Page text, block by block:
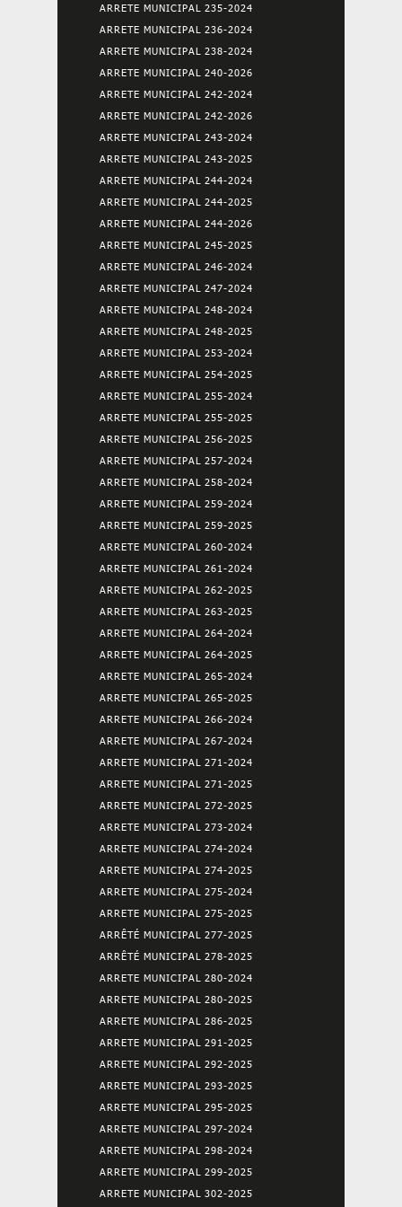
ARRETE MUNICIPAL 235-2024
ARRETE MUNICIPAL 236-2024
ARRETE MUNICIPAL 238-2024
ARRETE MUNICIPAL 240-2026
ARRETE MUNICIPAL 242-2024
ARRETE MUNICIPAL 242-2026
ARRETE MUNICIPAL 243-2024
ARRETE MUNICIPAL 243-2025
ARRETE MUNICIPAL 244-2024
ARRETE MUNICIPAL 244-2025
ARRETE MUNICIPAL 244-2026
ARRETE MUNICIPAL 245-2025
ARRETE MUNICIPAL 246-2024
ARRETE MUNICIPAL 247-2024
ARRETE MUNICIPAL 248-2024
ARRETE MUNICIPAL 248-2025
ARRETE MUNICIPAL 253-2024
ARRETE MUNICIPAL 254-2025
ARRETE MUNICIPAL 255-2024
ARRETE MUNICIPAL 255-2025
ARRETE MUNICIPAL 256-2025
ARRETE MUNICIPAL 257-2024
ARRETE MUNICIPAL 258-2024
ARRETE MUNICIPAL 259-2024
ARRETE MUNICIPAL 259-2025
ARRETE MUNICIPAL 260-2024
ARRETE MUNICIPAL 261-2024
ARRETE MUNICIPAL 262-2025
ARRETE MUNICIPAL 263-2025
ARRETE MUNICIPAL 264-2024
ARRETE MUNICIPAL 264-2025
ARRETE MUNICIPAL 265-2024
ARRETE MUNICIPAL 265-2025
ARRETE MUNICIPAL 266-2024
ARRETE MUNICIPAL 267-2024
ARRETE MUNICIPAL 271-2024
ARRETE MUNICIPAL 271-2025
ARRETE MUNICIPAL 272-2025
ARRETE MUNICIPAL 273-2024
ARRETE MUNICIPAL 274-2024
ARRETE MUNICIPAL 274-2025
ARRETE MUNICIPAL 275-2024
ARRETE MUNICIPAL 275-2025
ARRÊTÉ MUNICIPAL 277-2025
ARRÊTÉ MUNICIPAL 278-2025
ARRETE MUNICIPAL 280-2024
ARRETE MUNICIPAL 280-2025
ARRETE MUNICIPAL 286-2025
ARRETE MUNICIPAL 291-2025
ARRETE MUNICIPAL 292-2025
ARRETE MUNICIPAL 293-2025
ARRETE MUNICIPAL 295-2025
ARRETE MUNICIPAL 297-2024
ARRETE MUNICIPAL 298-2024
ARRETE MUNICIPAL 299-2025
ARRETE MUNICIPAL 302-2025